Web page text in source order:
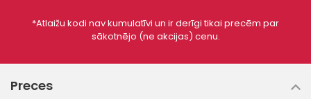
*Atlaižu kodi nav kumulatīvi un ir derīgi tikai precēm par
sākotnējo (ne akcijas) cenu.
Preces